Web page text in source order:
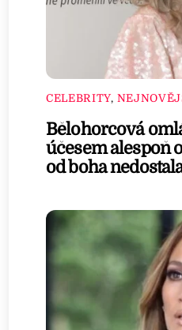
CELEBRITY,
Bělohorcová
účesem alespoň
od boha